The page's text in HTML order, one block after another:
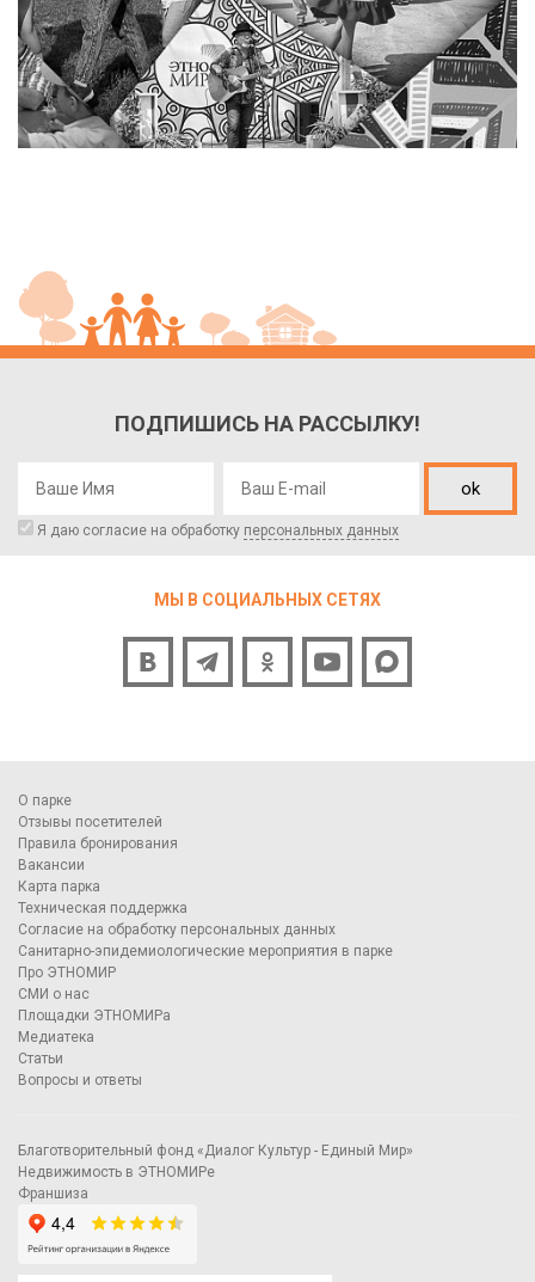
ПОДПИШИСЬ НА РАССЫЛКУ!
ok
Я даю согласие на обработку персональных данных
МЫ В СОЦИАЛЬНЫХ СЕТЯХ
О парке
Отзывы посетителей
Правила бронирования
Вакансии
Карта парка
Техническая поддержка
Согласие на обработку персональных данных
Санитарно-эпидемиологические мероприятия в парке
Про ЭТНОМИР
СМИ о нас
Площадки ЭТНОМИРа
Медиатека
Статьи
Вопросы и ответы
Благотворительный фонд «Диалог Культур - Единый Мир»
Недвижимость в ЭТНОМИРе
Франшиза